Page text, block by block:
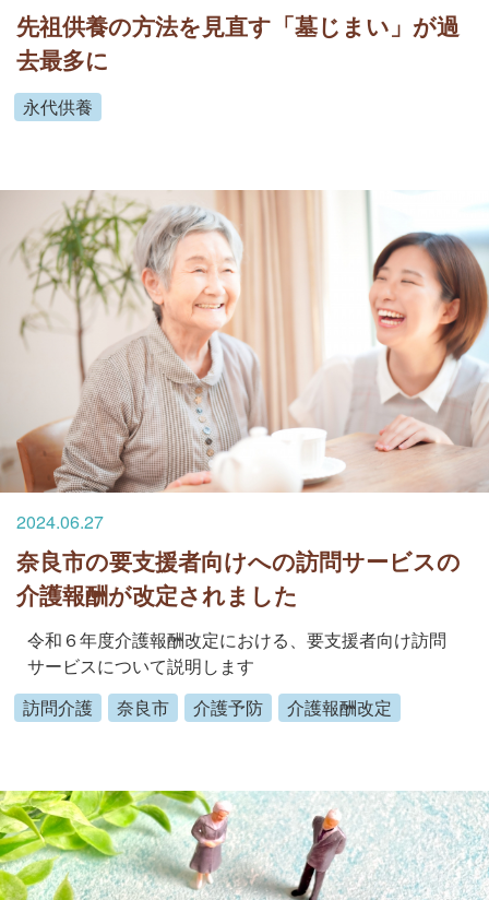
先祖供養の方法を見直す「墓じまい」が過
去最多に
永代供養
奈良市の要支援者向けへの訪問サービスの
介護報酬が改定されました
2024.06.27
令和６年度介護報酬改定における、要支援者向け訪問
サービスについて説明します
訪問介護
奈良市 介護予防 介護報酬改定